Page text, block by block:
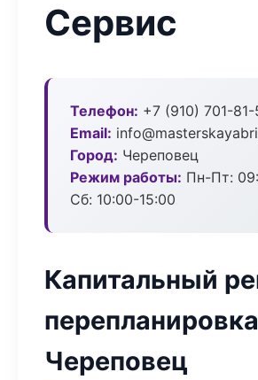
Сервис
Телефон: +7 (910) 701-81-
Email:
Город: Череповец
Режим работы: Пн-Пт:
Сб: 10:00-15:00
Капитальный
Череповец